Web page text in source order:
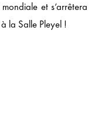
et s’arrêtera
la Salle Pleyel !